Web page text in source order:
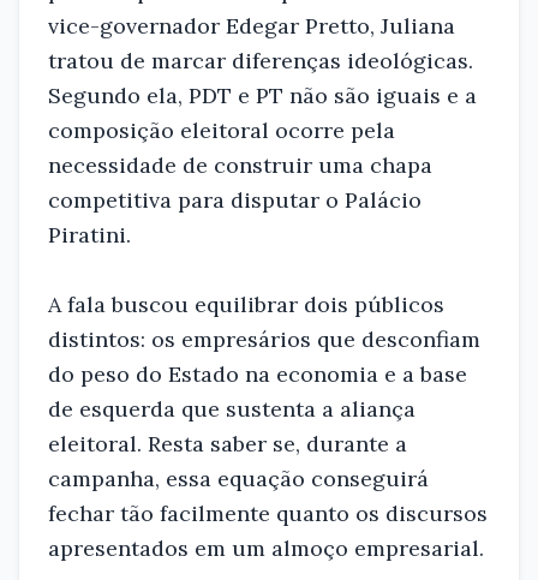
vice-governador Edegar Pretto, Juliana
tratou de marcar diferenças ideológicas.
Segundo ela, PDT e PT não são iguais e a
composição eleitoral ocorre pela
necessidade de construir uma chapa
competitiva para disputar o Palácio
Piratini.
A fala buscou equilibrar dois públicos
distintos: os empresários que desconfiam
do peso do Estado na economia e a base
de esquerda que sustenta a aliança
eleitoral. Resta saber se, durante a
campanha, essa equação conseguirá
fechar tão facilmente quanto os discursos
apresentados em um almoço empresarial.